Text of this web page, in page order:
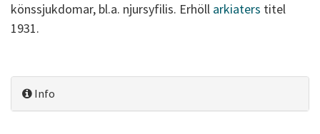
könssjukdomar, bl.a. njursyfilis. Erhöll arkiaters titel
1931.
Info